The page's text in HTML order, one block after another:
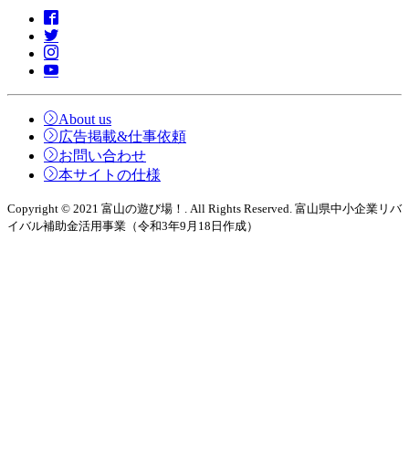
About us
広告掲載&仕事依頼
お問い合わせ
本サイトの仕様
Copyright © 2021 富山の遊び場！. All Rights Reserved. 富山県中小企業リバ
イバル補助金活用事業（令和3年9月18日作成）